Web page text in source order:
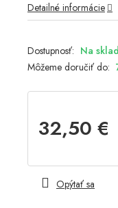
Na
Môžeme doručiť do:
32,50 €
cena:
Detailné informácie
Opýtať sa